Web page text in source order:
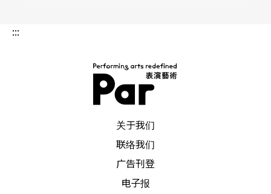
:::
关于我们
联络我们
广告刊登
电子报